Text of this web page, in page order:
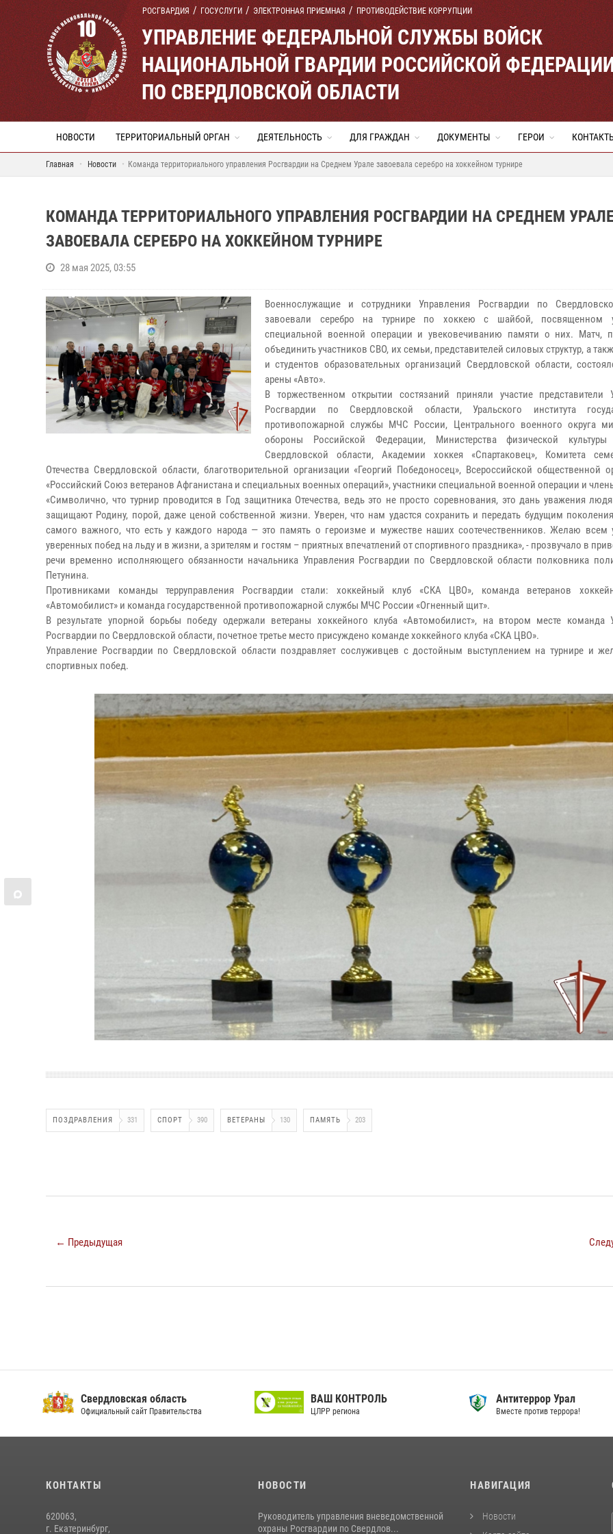
РОСГВАРДИЯ ГОСУСЛУГИ ЭЛЕКТРОННАЯ ПРИЕМНАЯ ПРОТИВОДЕЙСТВИЕ КОРРУПЦИИ
УПРАВЛЕНИЕ ФЕДЕРАЛЬНОЙ СЛУЖБЫ ВОЙСК
НАЦИОНАЛЬНОЙ ГВАРДИИ РОССИЙСКОЙ
ПО СВЕРДЛОВСКОЙ ОБЛАСТИ
НОВОСТИ ТЕРРИТОРИАЛЬНЫЙ ОРГАН ДЕЯТЕЛЬНОСТЬ ДЛЯ ГРАЖДАН ДОКУМЕНТЫ ГЕРОИ
Главная Новости Команда территориального управления Росгвардии на Среднем Урале завоевала серебро на хоккейном турнире
КОМАНДА ТЕРРИТОРИАЛЬНОГО УПРАВЛЕНИЯ РОСГВАРДИИ НА СРЕДНЕМ
ЗАВОЕВАЛА СЕРЕБРО НА ХОККЕЙНОМ ТУРНИРЕ
28 мая 2025, 03:55
Военнослужащие и сотрудники Управления Росгвардии по
завоевали серебро на турнире по хоккею с шайбой, посвященном
специальной военной операции и увековечиванию памяти о них. Матч,
объединить участников СВО, их семьи, представителей силовых структур, а
и студентов образовательных организаций Свердловской области,
арены «Авто».
В торжественном открытии состязаний приняли участие представители
Росгвардии по Свердловской области, Уральского института
противопожарной службы МЧС России, Центрального военного округа
обороны Российской Федерации, Министерства физической
Свердловской области, Академии хоккея «Спартаковец», Комитета
Отечества Свердловской области, благотворительной организации «Георгий Победоносец», Всероссийской общественной
«Российский Союз ветеранов Афганистана и специальных военных операций», участники специальной военной операции и
«Символично, что турнир проводится в Год защитника Отечества, ведь это не просто соревнования, это дань уважения
защищают Родину, порой, даже ценой собственной жизни. Уверен, что нам удастся сохранить и передать будущим
самого важного, что есть у каждого народа — это память о героизме и мужестве наших соотечественников. Желаю всем
уверенных побед на льду и в жизни, а зрителям и гостям – приятных впечатлений от спортивного праздника», - прозвучало в
речи временно исполняющего обязанности начальника Управления Росгвардии по Свердловской области полковника
Петунина.
Противниками команды терруправления Росгвардии стали: хоккейный клуб «СКА ЦВО», команда ветеранов
«Автомобилист» и команда государственной противопожарной службы МЧС России «Огненный щит».
В результате упорной борьбы победу одержали ветераны хоккейного клуба «Автомобилист», на втором месте команда
Росгвардии по Свердловской области, почетное третье место присуждено команде хоккейного клуба «СКА ЦВО».
Управление Росгвардии по Свердловской области поздравляет сослуживцев с достойным выступлением на турнире и
спортивных побед.
ПОЗДРАВЛЕНИЯ 331 СПОРТ 390 ВЕТЕРАНЫ 130 ПАМЯТЬ 203
← Предыдущая
Свердловская область
Официальный сайт Правительства
ВАШ КОНТРОЛЬ
ЦЛРР региона
Антитеррор Урал
Вместе против террора!
КОНТАКТЫ
620063,
г. Екатеринбург,
НОВОСТИ
Руководитель управления вневедомственной
охраны Росгвардии по Свердлов...
НАВИГАЦИЯ
Новости